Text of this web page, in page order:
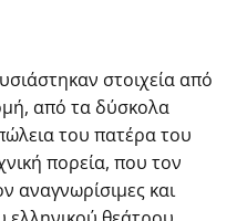
στοιχεία από
από τα δύσκολα
του πατέρα του
πορεία, που τον
αναγνωρίσιμες και